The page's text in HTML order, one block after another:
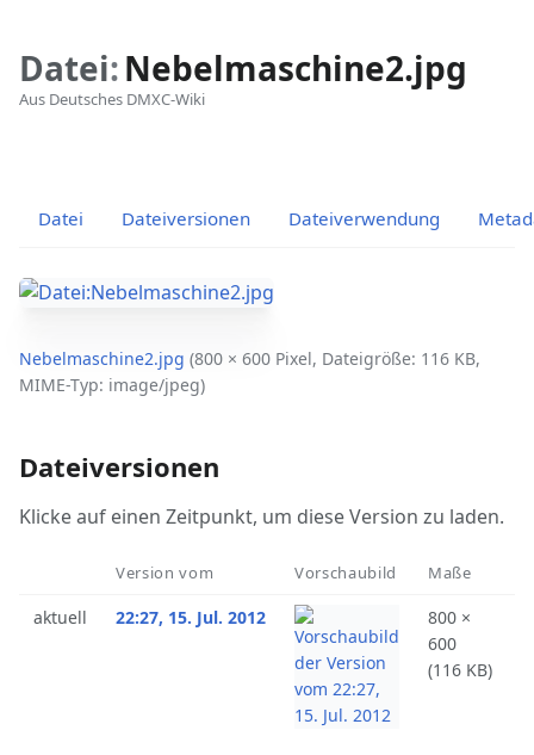
Datei:Nebelmaschine2.jpg
Aus Deutsches DMXC-Wiki
Datei Dateiversionen Dateiverwendung
Nebelmaschine2.jpg (800 × 600 Pixel, Dateigröße: 116 KB,
MIME-Typ: image/jpeg)
Dateiversionen
Klicke auf einen Zeitpunkt, um diese Version zu laden.
Version vom Vorschaubild Maße
aktuell 22:27, 15. Jul. 2012
800 ×
600
(116 KB)